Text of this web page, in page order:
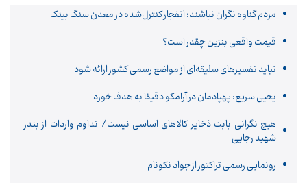
مردم گناوه نگران نباشند؛ انفجار کنترل‌شده در معدن سنگ بینک
قیمت واقعی بنزین چقدر است؟
نباید تفسیرهای سلیقه‌ای از مواضع رسمی کشور ارائه شود
یحیی سریع: پهپادمان در آرامکو دقیقا به هدف خورد
هیچ نگرانی بابت ذخایر کالاهای اساسی نیست/ تداوم واردات از بندر
شهید رجایی
رونمایی رسمی تراکتور از جواد نکونام